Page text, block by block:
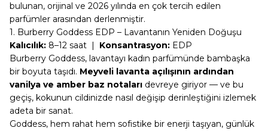
bulunan, orijinal ve 2026 yılında en çok tercih edilen
parfümler arasından derlenmiştir.
1. Burberry Goddess EDP – Lavantanın Yeniden Doğuşu
Kalıcılık: 8–12 saat | Konsantrasyon: EDP
Burberry Goddess, lavantayı kadın parfümünde bambaşka
bir boyuta taşıdı. Meyveli lavanta açılışının ardından
vanilya ve amber baz notaları devreye giriyor — ve bu
geçiş, kokunun cildinizde nasıl değişip derinleştiğini izlemek
adeta bir sanat.
Goddess, hem rahat hem sofistike bir enerji taşıyan, günlük